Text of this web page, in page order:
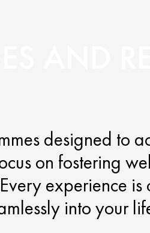
designed to
on fostering
experience
into your